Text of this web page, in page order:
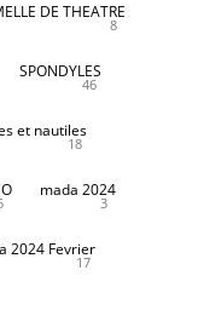
DE THEATRE
8
SPONDYLES
46
et nautiles
18
mada 2024
3
2024 Fevrier
17